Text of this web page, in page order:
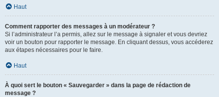
Haut
Comment rapporter des messages à un modérateur ?
Si l’administrateur l’a permis, allez sur le message à signaler et vous devriez
voir un bouton pour rapporter le message. En cliquant dessus, vous accéderez
aux étapes nécessaires pour le faire.
Haut
À quoi sert le bouton « Sauvegarder » dans la page de rédaction de
message ?